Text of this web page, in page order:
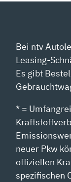
Bei ntv
Leasing-
Es gibt
* =
neuer Pkw
offiziellen
spezifischen